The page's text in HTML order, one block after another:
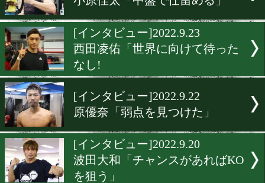
小畑武尊「これまでとは違
合になる」
[インタビュー]2022.9.27
小原佳太「中盤で仕留める
[インタビュー]2022.9.23
西田凌佑「世界に向けて待
なし!